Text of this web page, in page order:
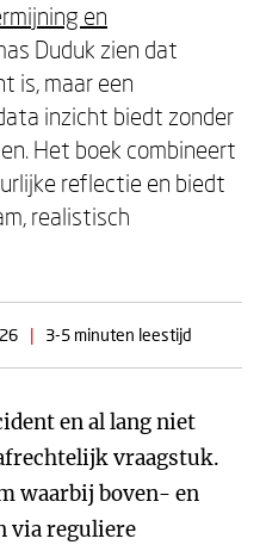
en
Duduk zien dat
is, maar een
inzicht biedt zonder
Het boek combineert
reflectie en biedt
realistisch
| 3-5 minuten leestijd
en al lang niet
vraagstuk.
waarbij boven- en
via reguliere